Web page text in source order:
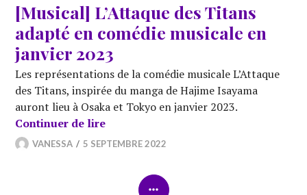
[Musical] L’Attaque des Titans
adapté en comédie musicale en
janvier 2023
Les représentations de la comédie musicale L’Attaque
des Titans, inspirée du manga de Hajime Isayama
auront lieu à Osaka et Tokyo en janvier 2023.
Continuer de lire[Musical] L’Attaque des Titans
VANESSA 5 SEPTEMBRE 2022
COLONNE